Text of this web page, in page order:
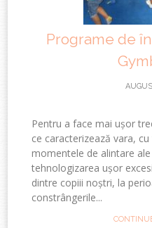
Programe de
Pentru a face mai ușor
ce caracterizează vara,
momentele de alintare
tehnologizarea ușor
dintre copiii noștri, la
constrângerile...